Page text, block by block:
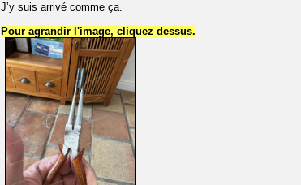
J’y suis arrivé comme ça.
Pour agrandir l'image, cliquez dessus.